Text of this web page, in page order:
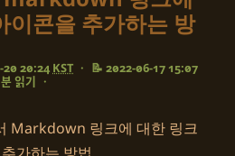
이콘을 추가하는 방
20 20:24 KST · 📝 2022-06-17 15:07
읽기 ·
Markdown 링크에 대한 링크